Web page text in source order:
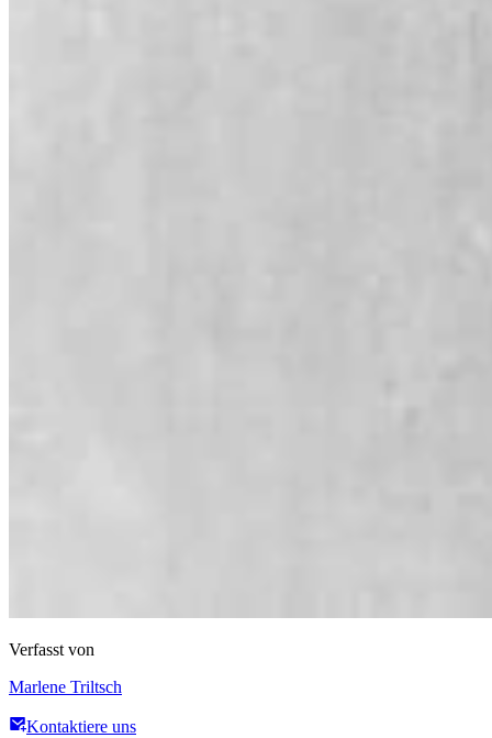
Verfasst von
Marlene Triltsch
Kontaktiere uns